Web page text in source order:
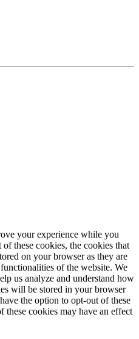
your experience while you
these cookies, the cookies that
on your browser as they are
of the website. We
us analyze and understand how
will be stored in your browser
the option to opt-out of these
cookies may have an effect